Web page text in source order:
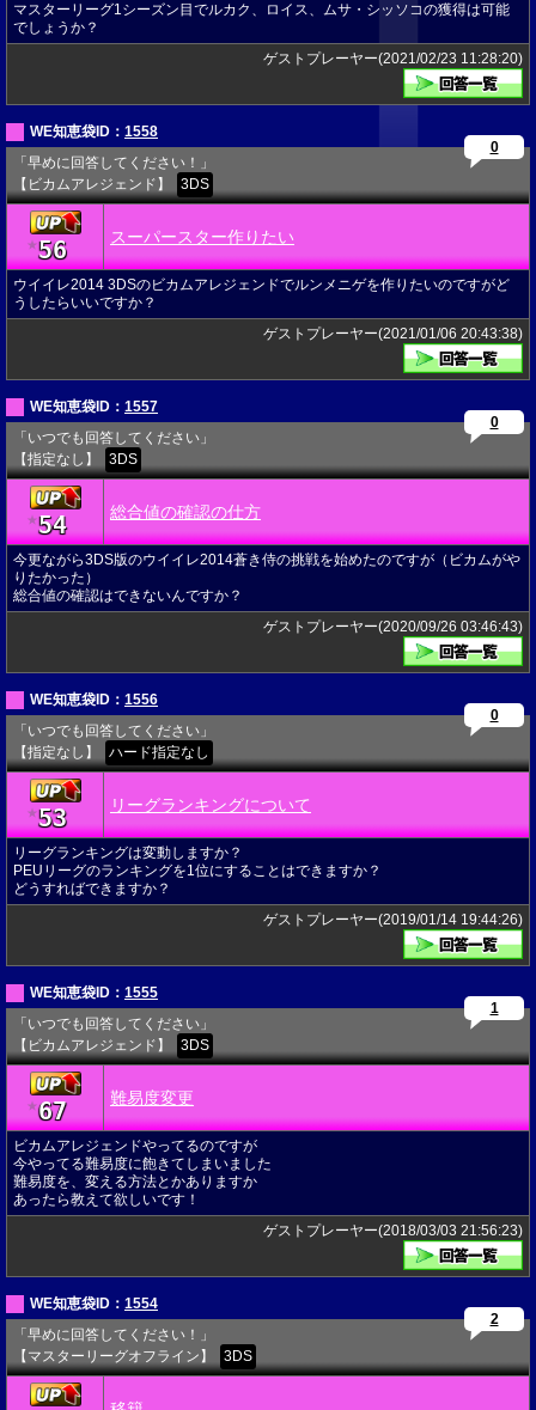
マスターリーグ1シーズン目でルカク、ロイス、ムサ・シッソコの獲得は可能
でしょうか？
ゲストプレーヤー(2021/02/23 11:28:20)
WE知恵袋ID： 1558
「早めに回答してください！」
【ビカムアレジェンド】
3DS
0
★56 スーパースター作りたい
ウイイレ2014 3DSのビカムアレジェンドでルンメニゲを作りたいのですがど
うしたらいいですか？
ゲストプレーヤー(2021/01/06 20:43:38)
WE知恵袋ID： 1557
「いつでも回答してください」
【指定なし】
3DS
0
★54 総合値の確認の仕方
今更ながら3DS版のウイイレ2014蒼き侍の挑戦を始めたのですが（ビカムがや
りたかった）
総合値の確認はできないんですか？
ゲストプレーヤー(2020/09/26 03:46:43)
WE知恵袋ID： 1556
「いつでも回答してください」
【指定なし】
ハード指定なし
0
★53 リーグランキングについて
リーグランキングは変動しますか？
PEUリーグのランキングを1位にすることはできますか？
どうすればできますか？
ゲストプレーヤー(2019/01/14 19:44:26)
WE知恵袋ID： 1555
「いつでも回答してください」
【ビカムアレジェンド】
3DS
1
★67 難易度変更
ビカムアレジェンドやってるのですが
今やってる難易度に飽きてしまいました
難易度を、変える方法とかありますか
あったら教えて欲しいです！
ゲストプレーヤー(2018/03/03 21:56:23)
WE知恵袋ID： 1554
「早めに回答してください！」
【マスターリーグオフライン】
3DS
2